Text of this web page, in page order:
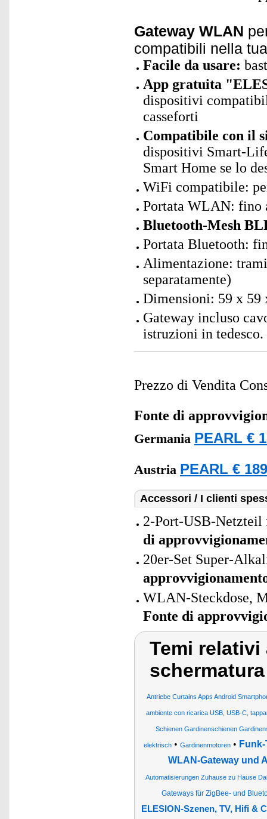
Gateway WLAN
compatibili nella
Facile da usare:
App gratuita
dispositivi
casseforti
Compatibile con il
dispositivi Smart-
Smart Home se lo
WiFi compatibile:
Portata WLAN: fino
Bluetooth-Mesh
Portata Bluetooth:
Alimentazione:
separatamente)
Dimensioni: 59 x 59
Gateway incluso
istruzioni in tedesco.
Prezzo di Vendita
Fonte di
Germania PEARL €
Austria PEARL €
Accessori / I clienti
2-Port-USB-
di
20er-Set Super-
WLAN-Steckdose,
Fonte di
Temi
Antriebe Curtains Apps Android
ambiente con ricarica USB, USB-C,
Schienen Gardinenschienen
elektrisch• Gardinenmotoren•
WLAN-Gateway und
Automatisierungen Zuhause zu Hause
Gateways für ZigBee- und
ELESION-Szenen, TV, Hifi &